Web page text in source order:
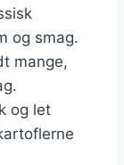
og smag.
mange,
og let